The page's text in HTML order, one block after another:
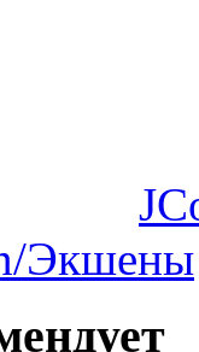
Экшены